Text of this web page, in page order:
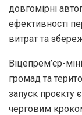
довгомірні
ефективності
витрат та
Віцепрем’єр-
громад та
запуск проєкту
черговим